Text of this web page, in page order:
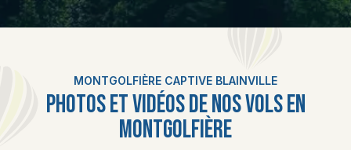
MONTGOLFIÈRE CAPTIVE BLAINVILLE
PHOTOS ET VIDÉOS DE NOS VOLS EN
MONTGOLFIÈRE